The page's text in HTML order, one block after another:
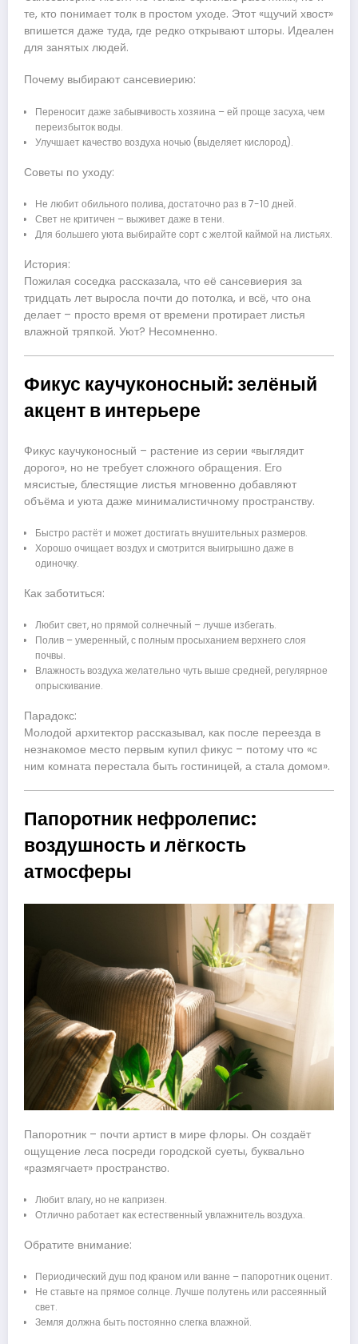
те, кто понимает толк в простом уходе. Этот «щучий хвост»
впишется даже туда, где редко открывают шторы. Идеален
для занятых людей.
Почему выбирают сансевиерию:
Переносит даже забывчивость хозяина – ей проще засуха, чем
переизбыток воды.
Улучшает качество воздуха ночью (выделяет кислород).
Советы по уходу:
Не любит обильного полива, достаточно раз в 7-10 дней.
Свет не критичен – выживет даже в тени.
Для большего уюта выбирайте сорт с желтой каймой на листьях.
История:
Пожилая соседка рассказала, что её сансевиерия за
тридцать лет выросла почти до потолка, и всё, что она
делает – просто время от времени протирает листья
влажной тряпкой. Уют? Несомненно.
Фикус каучуконосный: зелёный
акцент в интерьере
Фикус каучуконосный – растение из серии «выглядит
дорого», но не требует сложного обращения. Его
мясистые, блестящие листья мгновенно добавляют
объёма и уюта даже минималистичному пространству.
Быстро растёт и может достигать внушительных размеров.
Хорошо очищает воздух и смотрится выигрышно даже в
одиночку.
Как заботиться:
Любит свет, но прямой солнечный – лучше избегать.
Полив – умеренный, с полным просыханием верхнего слоя
почвы.
Влажность воздуха желательно чуть выше средней, регулярное
опрыскивание.
Парадокс:
Молодой архитектор рассказывал, как после переезда в
незнакомое место первым купил фикус – потому что «с
ним комната перестала быть гостиницей, а стала домом».
Папоротник нефролепис:
воздушность и лёгкость
атмосферы
Папоротник – почти артист в мире флоры. Он создаёт
ощущение леса посреди городской суеты, буквально
«размягчает» пространство.
Любит влагу, но не капризен.
Отлично работает как естественный увлажнитель воздуха.
Обратите внимание:
Периодический душ под краном или ванне – папоротник оценит.
Не ставьте на прямое солнце. Лучше полутень или рассеянный
свет.
Земля должна быть постоянно слегка влажной.